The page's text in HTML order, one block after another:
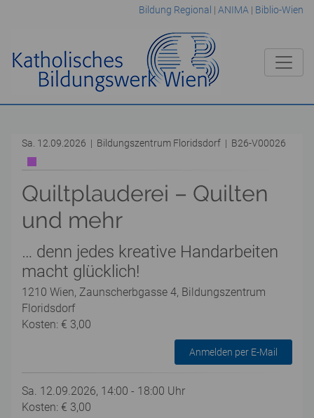
Bildung Regional | ANIMA | Biblio-Wien
Sa. 12.09.2026 | Bildungszentrum Floridsdorf | B26-V00026
Quiltplauderei – Quilten
und mehr
… denn jedes kreative Handarbeiten
macht glücklich!
1210 Wien, Zaunscherbgasse 4, Bildungszentrum
Floridsdorf
Kosten: € 3,00
Anmelden per E-Mail
Sa. 12.09.2026, 14:00 - 18:00 Uhr
Kosten: € 3,00